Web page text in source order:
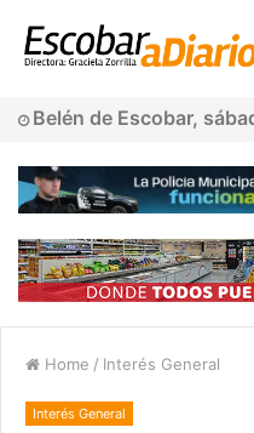
Belén de Escobar,
Home / Interés General
Interés General